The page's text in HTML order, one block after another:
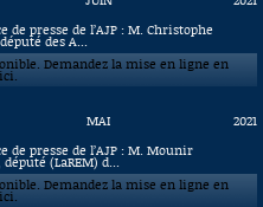
Histoire
de presse de l’AJP : M. Christophe
des A...
Demandez la mise en ligne en
MAI
2021
de presse de l’AJP : M. Mounir
(LaREM) d...
Demandez la mise en ligne en